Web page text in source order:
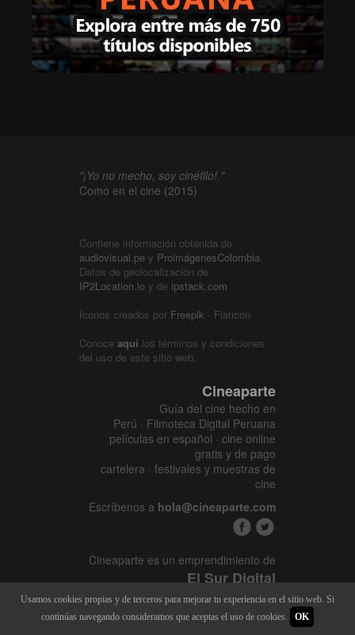
"¡Yo no mecho, soy cinéfilo!."
Como en el cine (2015)
Contiene información obtenida de
audiovisual.pe y ProimágenesColombia.
Datos de geolocalización de
IP2Location.io y de ipstack.com
Iconos creados por Freepik - Flaticon
Conoce aquí los términos y condiciones
del uso de este sitio web.
Cineaparte
Guía del cine hecho en
Perú · Filmoteca Digital Peruana
películas en español · cine online
gratis y de pago
cartelera · festivales y muestras de
cine
Escríbenos a hola@cineaparte.com
Cineaparte es un emprendimiento de
El Sur Digital
www.elsurcine.com
Desarrollado porSALA247
Usamos cookies propias y de terceros para mejorar tu experiencia en el sitio web. Si
continúas navegando consideramos que aceptas el uso de cookies.
OK